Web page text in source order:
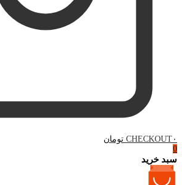
CHECKOUT ۰ تومان
0
سبد خرید